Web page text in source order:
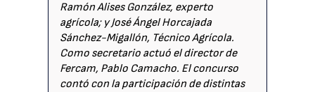
Ramón Alises González, experto
agrícola; y José Ángel Horcajada
Sánchez-Migallón, Técnico Agrícola.
Como secretario actuó el director de
Fercam, Pablo Camacho. El concurso
contó con la participación de distintas